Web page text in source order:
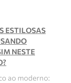
ESTILOSAS
NESTE
ao moderno: